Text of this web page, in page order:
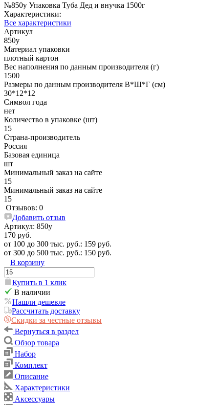
№850у Упаковка Туба Дед и внучка 1500г
Характеристики:
Все характеристики
Артикул
850у
Материал упаковки
плотный картон
Вес наполнения по данным производителя (г)
1500
Размеры по данным производителя В*Ш*Г (см)
30*12*12
Символ года
нет
Количество в упаковке (шт)
15
Страна-производитель
Россия
Базовая единица
шт
Минимальный заказ на сайте
15
Минимальный заказ на сайте
15
Отзывов: 0
Добавить отзыв
Артикул: 850у
170 руб.
от 100 до 300 тыс. руб.: 159 руб.
от 300 до 500 тыс. руб.: 150 руб.
В корзину
Купить в 1 клик
В наличии
Нашли дешевле
Рассчитать доставку
Скидки за честные отзывы
Вернуться в раздел
Обзор товара
Набор
Комплект
Описание
Характеристики
Аксессуары